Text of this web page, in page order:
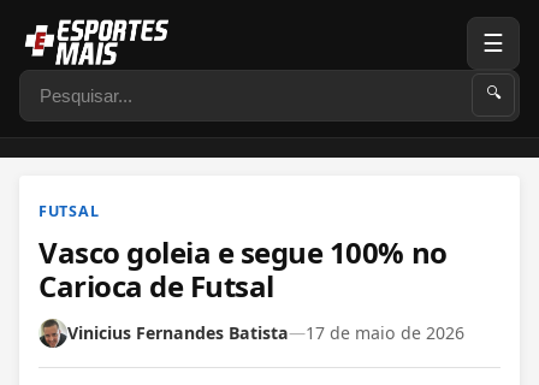
Pesquisar 🔍
☰
FUTSAL
Vasco goleia e segue 100% no
Carioca de Futsal
Vinicius Fernandes Batista—17 de maio de 2026